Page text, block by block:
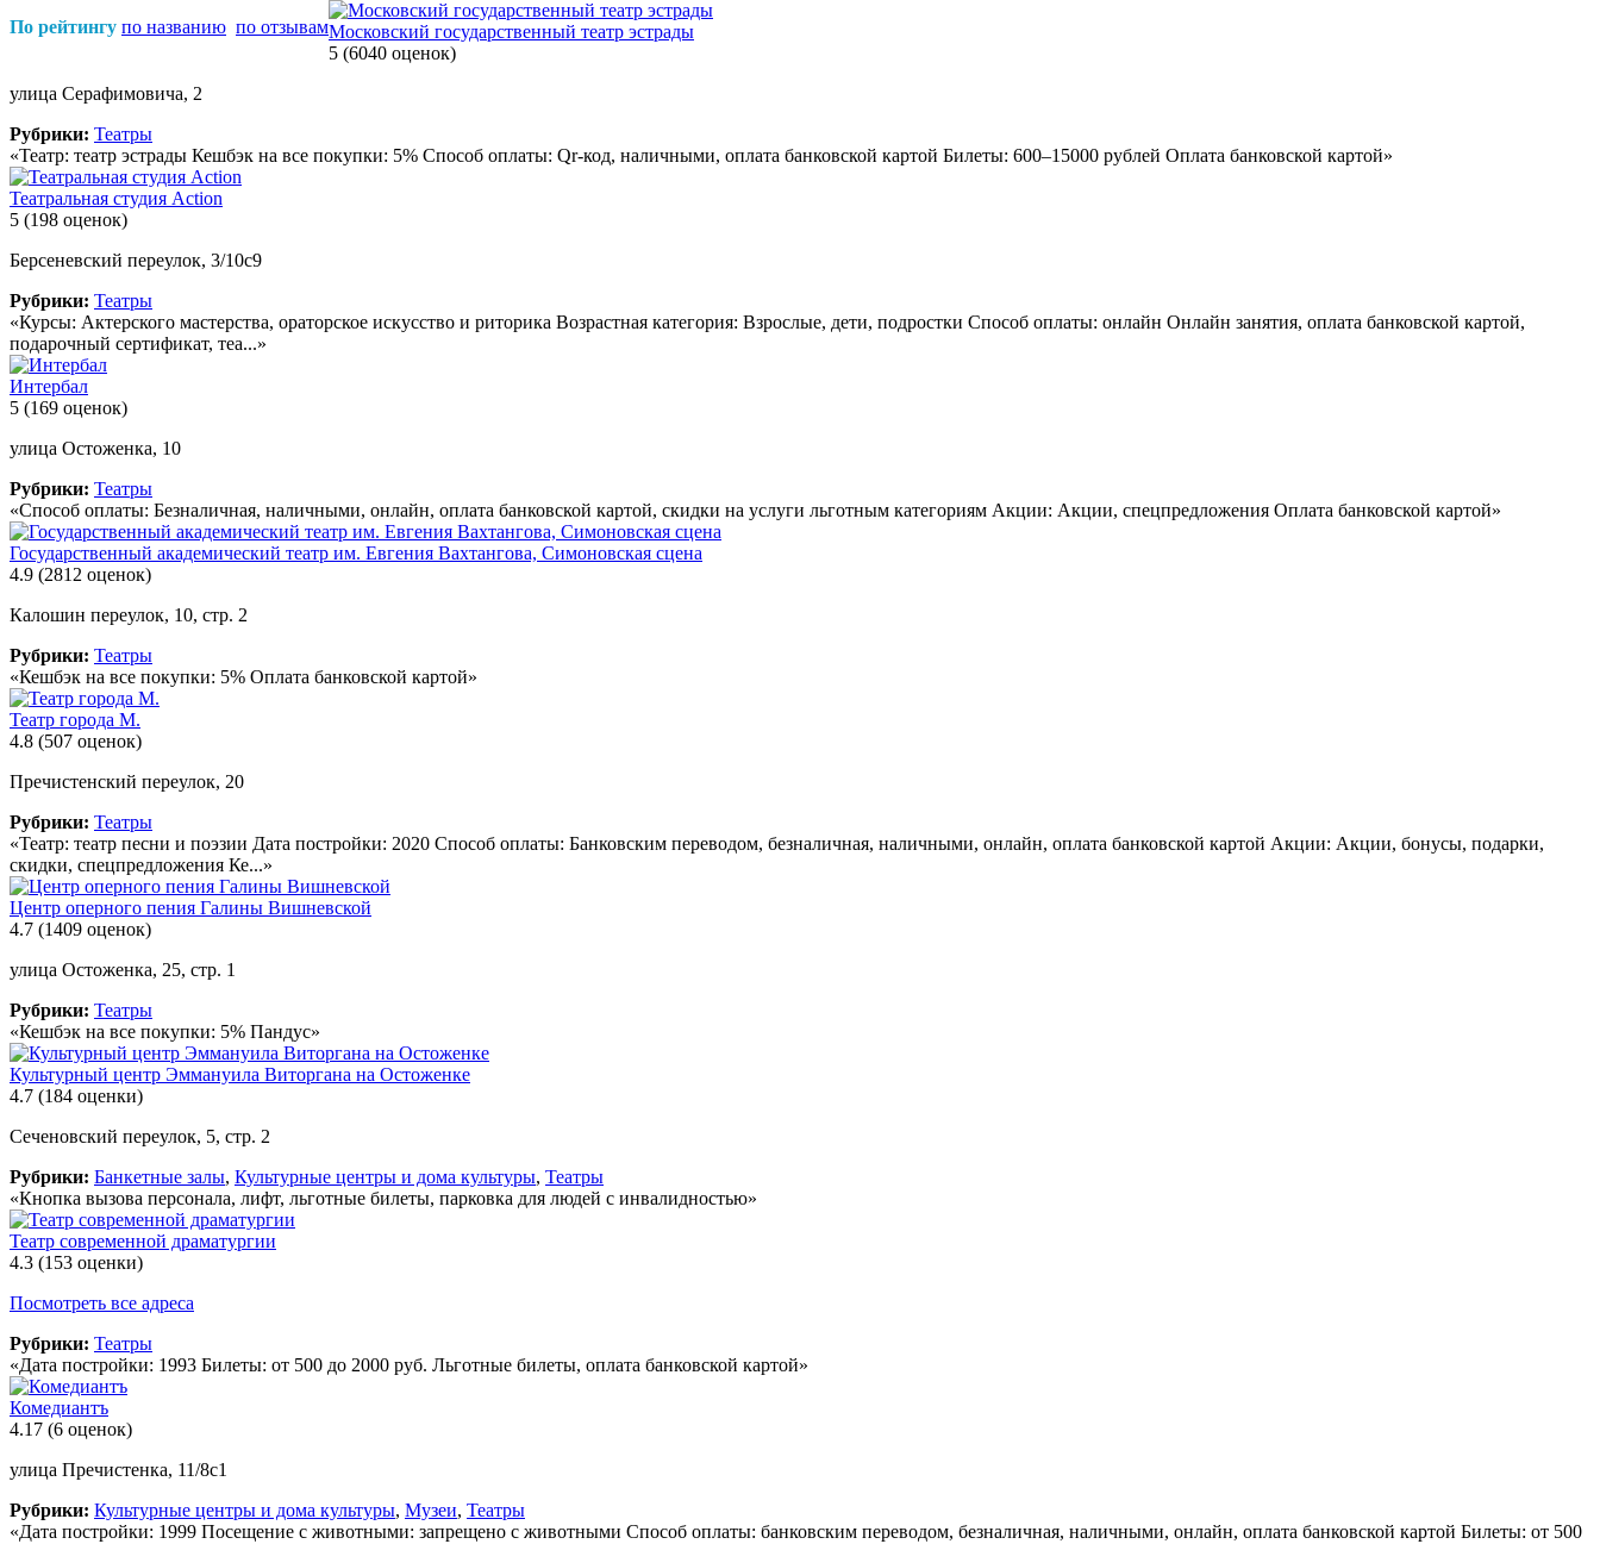
По рейтингу по названию по отзывамМосковский государственный театр эстрады
5 (6040 оценок)
улица Серафимовича, 2
Рубрики: Театры
«Театр: театр эстрады Кешбэк на все покупки: 5% Способ оплаты: Qr-код, наличными, оплата банковской картой Билеты: 600–15000 рублей Оплата банковской картой»
Театральная студия Action
5 (198 оценок)
Берсеневский переулок, 3/10с9
Рубрики: Театры
«Курсы: Актерского мастерства, ораторское искусство и риторика Возрастная категория: Взрослые, дети, подростки Способ оплаты: онлайн Онлайн занятия, оплата банковской картой,
подарочный сертификат, теа...»
Интербал
5 (169 оценок)
улица Остоженка, 10
Рубрики: Театры
«Способ оплаты: Безналичная, наличными, онлайн, оплата банковской картой, скидки на услуги льготным категориям Акции: Акции, спецпредложения Оплата банковской картой»
Государственный академический театр им. Евгения Вахтангова, Симоновская сцена
4.9 (2812 оценок)
Калошин переулок, 10, стр. 2
Рубрики: Театры
«Кешбэк на все покупки: 5% Оплата банковской картой»
Театр города М.
4.8 (507 оценок)
Пречистенский переулок, 20
Рубрики: Театры
«Театр: театр песни и поэзии Дата постройки: 2020 Способ оплаты: Банковским переводом, безналичная, наличными, онлайн, оплата банковской картой Акции: Акции, бонусы, подарки,
скидки, спецпредложения Ке...»
Центр оперного пения Галины Вишневской
4.7 (1409 оценок)
улица Остоженка, 25, стр. 1
Рубрики: Театры
«Кешбэк на все покупки: 5% Пандус»
Культурный центр Эммануила Виторгана на Остоженке
4.7 (184 оценки)
Сеченовский переулок, 5, стр. 2
Рубрики: Банкетные залы, Культурные центры и дома культуры, Театры
«Кнопка вызова персонала, лифт, льготные билеты, парковка для людей с инвалидностью»
Театр современной драматургии
4.3 (153 оценки)
Посмотреть все адреса
Рубрики: Театры
«Дата постройки: 1993 Билеты: от 500 до 2000 руб. Льготные билеты, оплата банковской картой»
Комедиантъ
4.17 (6 оценок)
улица Пречистенка, 11/8с1
Рубрики: Культурные центры и дома культуры, Музеи, Театры
«Дата постройки: 1999 Посещение с животными: запрещено с животными Способ оплаты: банковским переводом, безналичная, наличными, онлайн, оплата банковской картой Билеты: от 500